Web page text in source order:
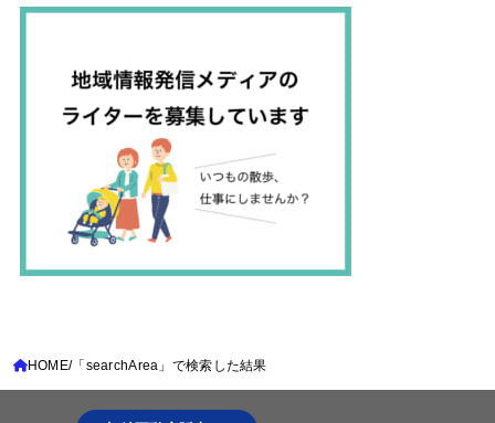
HOME 「searchArea」で検索した結果